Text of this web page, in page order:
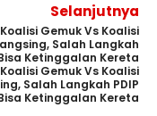
Selanjutnya
Koalisi Gemuk Vs Koalisi
Salah Langkah PDIP
Ketinggalan Kereta